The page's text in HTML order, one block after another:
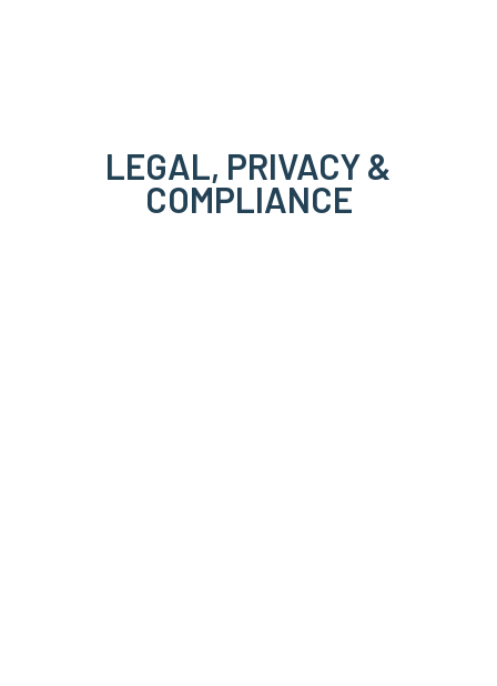
LEGAL, PRIVACY &
COMPLIANCE